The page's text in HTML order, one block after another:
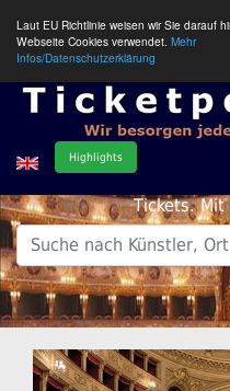
Laut EU Richtlinie weisen wir Sie darauf
Webseite Cookies verwendet. Mehr
Infos/Datenschutzerklärung
Highlights
Tickets.
.